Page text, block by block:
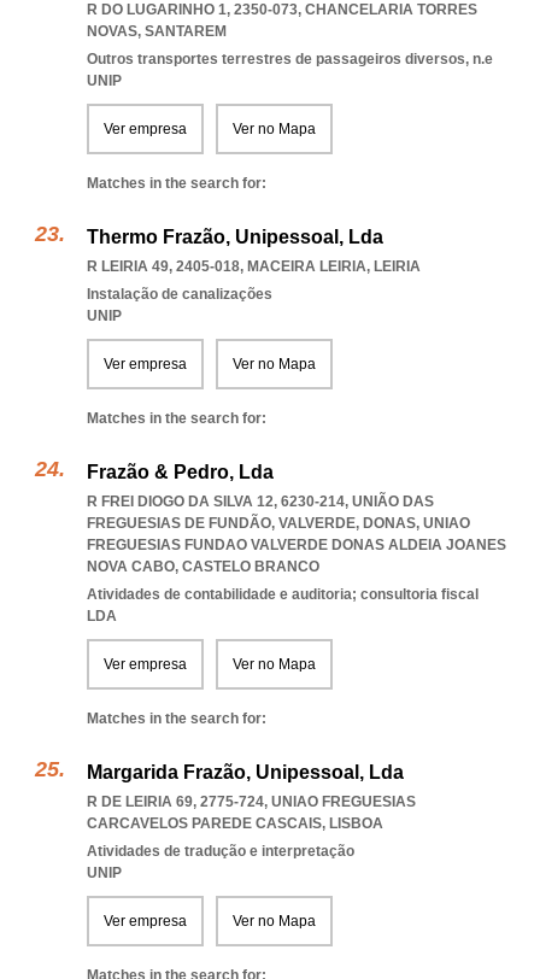
R DO LUGARINHO 1, 2350-073, CHANCELARIA TORRES
NOVAS, SANTAREM
Outros transportes terrestres de passageiros diversos, n.e
UNIP
Ver empresa Ver no Mapa
Matches in the search for:
Thermo Frazão, Unipessoal, Lda
R LEIRIA 49, 2405-018, MACEIRA LEIRIA, LEIRIA
Instalação de canalizações
UNIP
Ver empresa Ver no Mapa
Matches in the search for:
Frazão & Pedro, Lda
R FREI DIOGO DA SILVA 12, 6230-214, UNIÃO DAS
FREGUESIAS DE FUNDÃO, VALVERDE, DONAS, UNIAO
FREGUESIAS FUNDAO VALVERDE DONAS ALDEIA JOANES
NOVA CABO, CASTELO BRANCO
Atividades de contabilidade e auditoria; consultoria fiscal
LDA
Ver empresa Ver no Mapa
Matches in the search for:
Margarida Frazão, Unipessoal, Lda
R DE LEIRIA 69, 2775-724, UNIAO FREGUESIAS
CARCAVELOS PAREDE CASCAIS, LISBOA
Atividades de tradução e interpretação
UNIP
Ver empresa Ver no Mapa
Matches in the search for: